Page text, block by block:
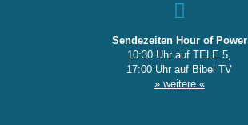
Sendezeiten Hour of Power
10:30 Uhr auf TELE 5,
17:00 Uhr auf Bibel TV
» weitere «